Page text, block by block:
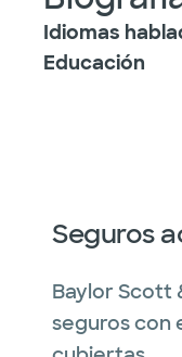
Idiomas
Educación
Seguros
Baylor Scott
seguros con